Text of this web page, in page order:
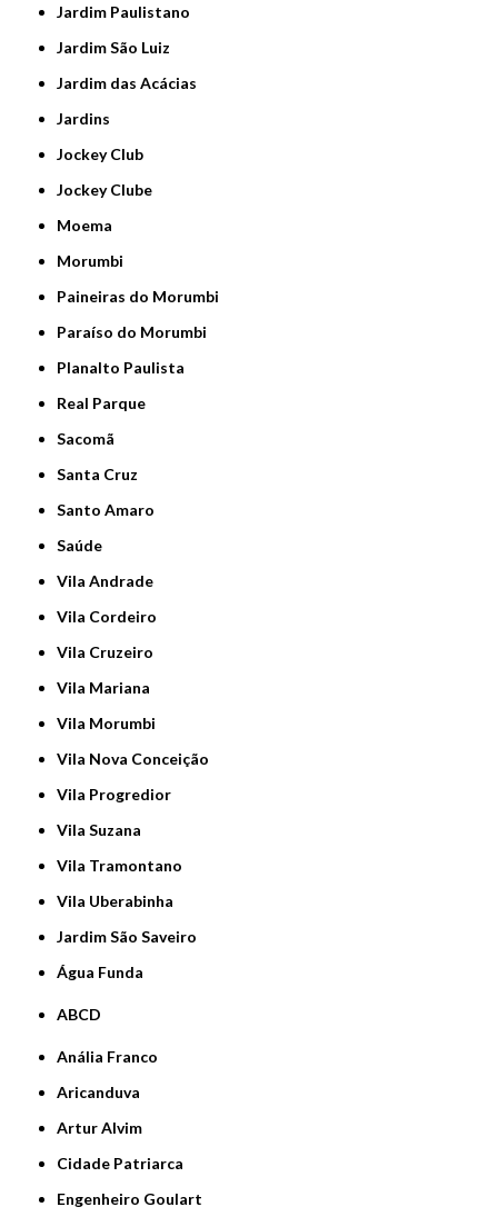
Jardim Paulistano
Jardim São Luiz
Jardim das Acácias
Jardins
Jockey Club
Jockey Clube
Moema
Morumbi
Paineiras do Morumbi
Paraíso do Morumbi
Planalto Paulista
Real Parque
Sacomã
Santa Cruz
Santo Amaro
Saúde
Vila Andrade
Vila Cordeiro
Vila Cruzeiro
Vila Mariana
Vila Morumbi
Vila Nova Conceição
Vila Progredior
Vila Suzana
Vila Tramontano
Vila Uberabinha
jardim São Saveiro
Água Funda
ABCD
Anália Franco
Aricanduva
Artur Alvim
Cidade Patriarca
Engenheiro Goulart